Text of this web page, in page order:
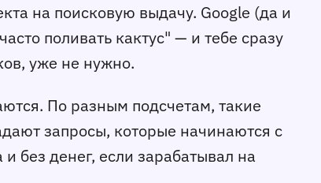
на поисковую выдачу. Google (да и
поливать кактус" — и тебе сразу
уже не нужно.
По разным подсчетам, такие
запросы, которые начинаются с
без денег, если зарабатывал на